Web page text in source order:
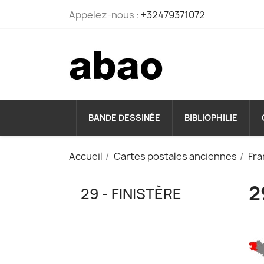
Appelez-nous : +32479371072
BANDE DESSINÉE BIBLIOPHILIE
Accueil Cartes postales anciennes
29 - FINISTÈRE